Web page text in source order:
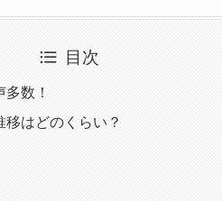
目次
数！
はどのくらい？